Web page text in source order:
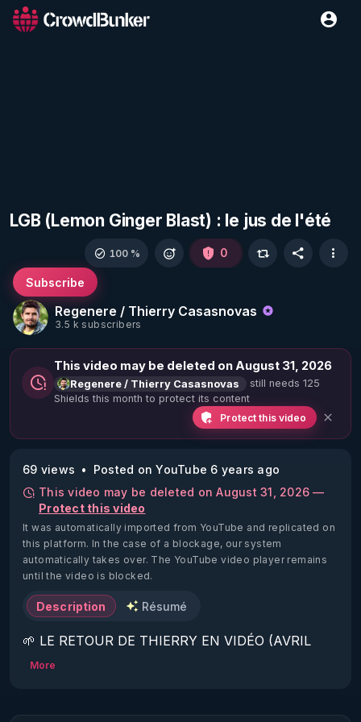
LGB (Lemon Ginger Blast) : le jus de l'été
Regenere / Thierry Casasnovas
3.5 k subscribers
Subscribe
100 % 0
This video may be deleted on August 31, 2026
Regenere / Thierry Casasnovas
still needs 125
Shields this month to protect its content
Protect this video
69 views
Posted on YouTube 6 years ago
This video may be deleted on August 31, 2026 —
Protect this video
It was automatically imported from YouTube and replicated on
this platform. In the case of a blockage, our system
automatically takes over. The YouTube video player remains
until the video is blocked.
Description Résumé
🌱 LE RETOUR DE THIERRY EN VIDÉO (AVRIL
2022)!
https://www.rgnr.fr/presentation.html
More